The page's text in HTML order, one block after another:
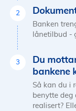
2
Banken
lånetilbud -
3
Du
bankene
Så kan du i
benytte deg
realisert?